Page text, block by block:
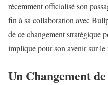
récemment officialisé son
fin à sa collaboration avec
de ce changement stratégique
implique pour son avenir sur le
Un Changement